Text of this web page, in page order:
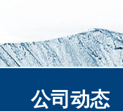
公司动态